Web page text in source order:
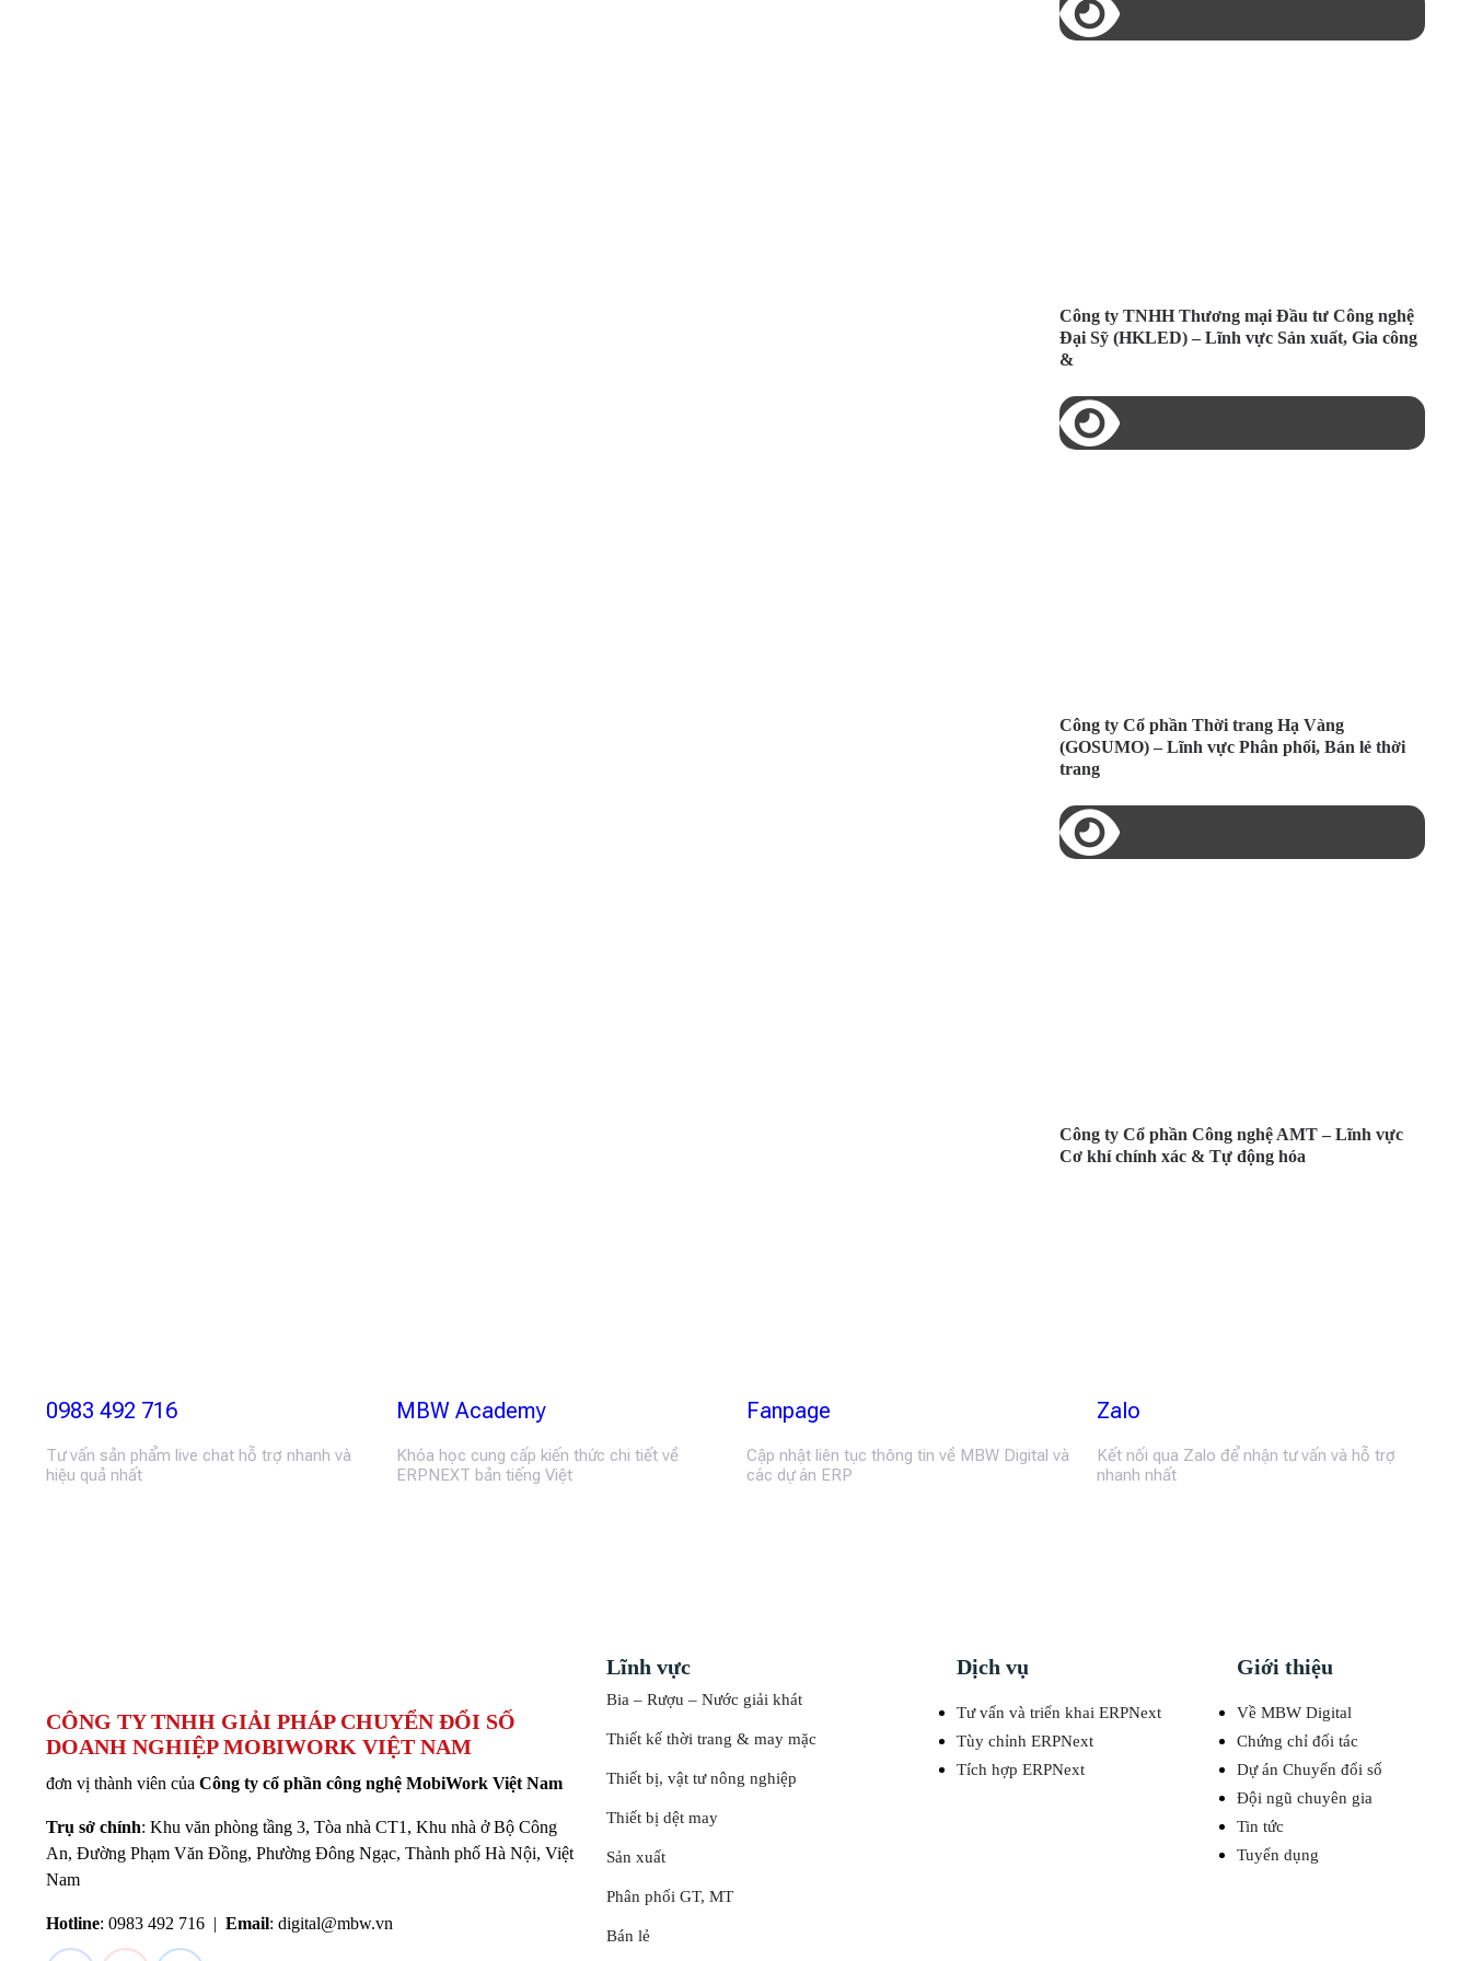
Công ty TNHH Thương mại Đầu tư Công nghệ
Đại Sỹ (HKLED) – Lĩnh vực Sản xuất, Gia công
&
Công ty Cổ phần Thời trang Hạ Vàng
(GOSUMO) – Lĩnh vực Phân phối, Bán lẻ thời
trang
Công ty Cổ phần Công nghệ AMT – Lĩnh vực
Cơ khí chính xác & Tự động hóa
0983 492 716
Tư vấn sản phẩm live chat hỗ trợ nhanh và
hiệu quả nhất
MBW Academy
Khóa học cung cấp kiến thức chi tiết về
ERPNEXT bản tiếng Việt
Fanpage
Cập nhật liên tục thông tin về MBW Digital và
các dự án ERP
Zalo
Kết nối qua Zalo để nhận tư vấn và hỗ trợ
nhanh nhất
CÔNG TY TNHH GIẢI PHÁP CHUYỂN ĐỔI SỐ
DOANH NGHIỆP MOBIWORK VIỆT NAM
đơn vị thành viên của Công ty cổ phần công nghệ MobiWork Việt Nam
Trụ sở chính: Khu văn phòng tầng 3, Tòa nhà CT1, Khu nhà ở Bộ Công
An, Đường Phạm Văn Đồng, Phường Đông Ngạc, Thành phố Hà Nội, Việt
Nam
Hotline: 0983 492 716 | Email: digital@mbw.vn
Lĩnh vực
Bia – Rượu – Nước giải khát
Thiết kế thời trang & may mặc
Thiết bị, vật tư nông nghiệp
Thiết bị dệt may
Sản xuất
Phân phối GT, MT
Bán lẻ
Dịch vụ
Tư vấn và triển khai ERPNext
Tùy chỉnh ERPNext
Tích hợp ERPNext
Giới thiệu
Về MBW Digital
Chứng chỉ đối tác
Dự án Chuyển đổi số
Đội ngũ chuyên gia
Tin tức
Tuyển dụng